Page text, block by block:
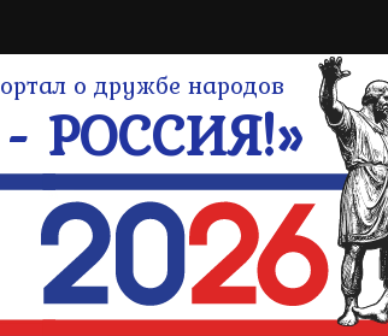
о дружбе народов
РОССИЯ!»